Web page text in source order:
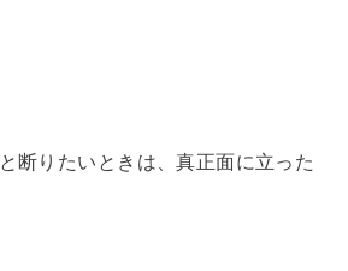
と断りたいときは、真正面に立った